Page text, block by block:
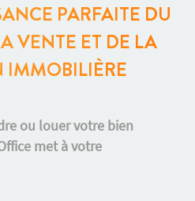
PARFAITE DU
VENTE ET DE LA
IMMOBILIÈRE
ou louer votre bien
met à votre